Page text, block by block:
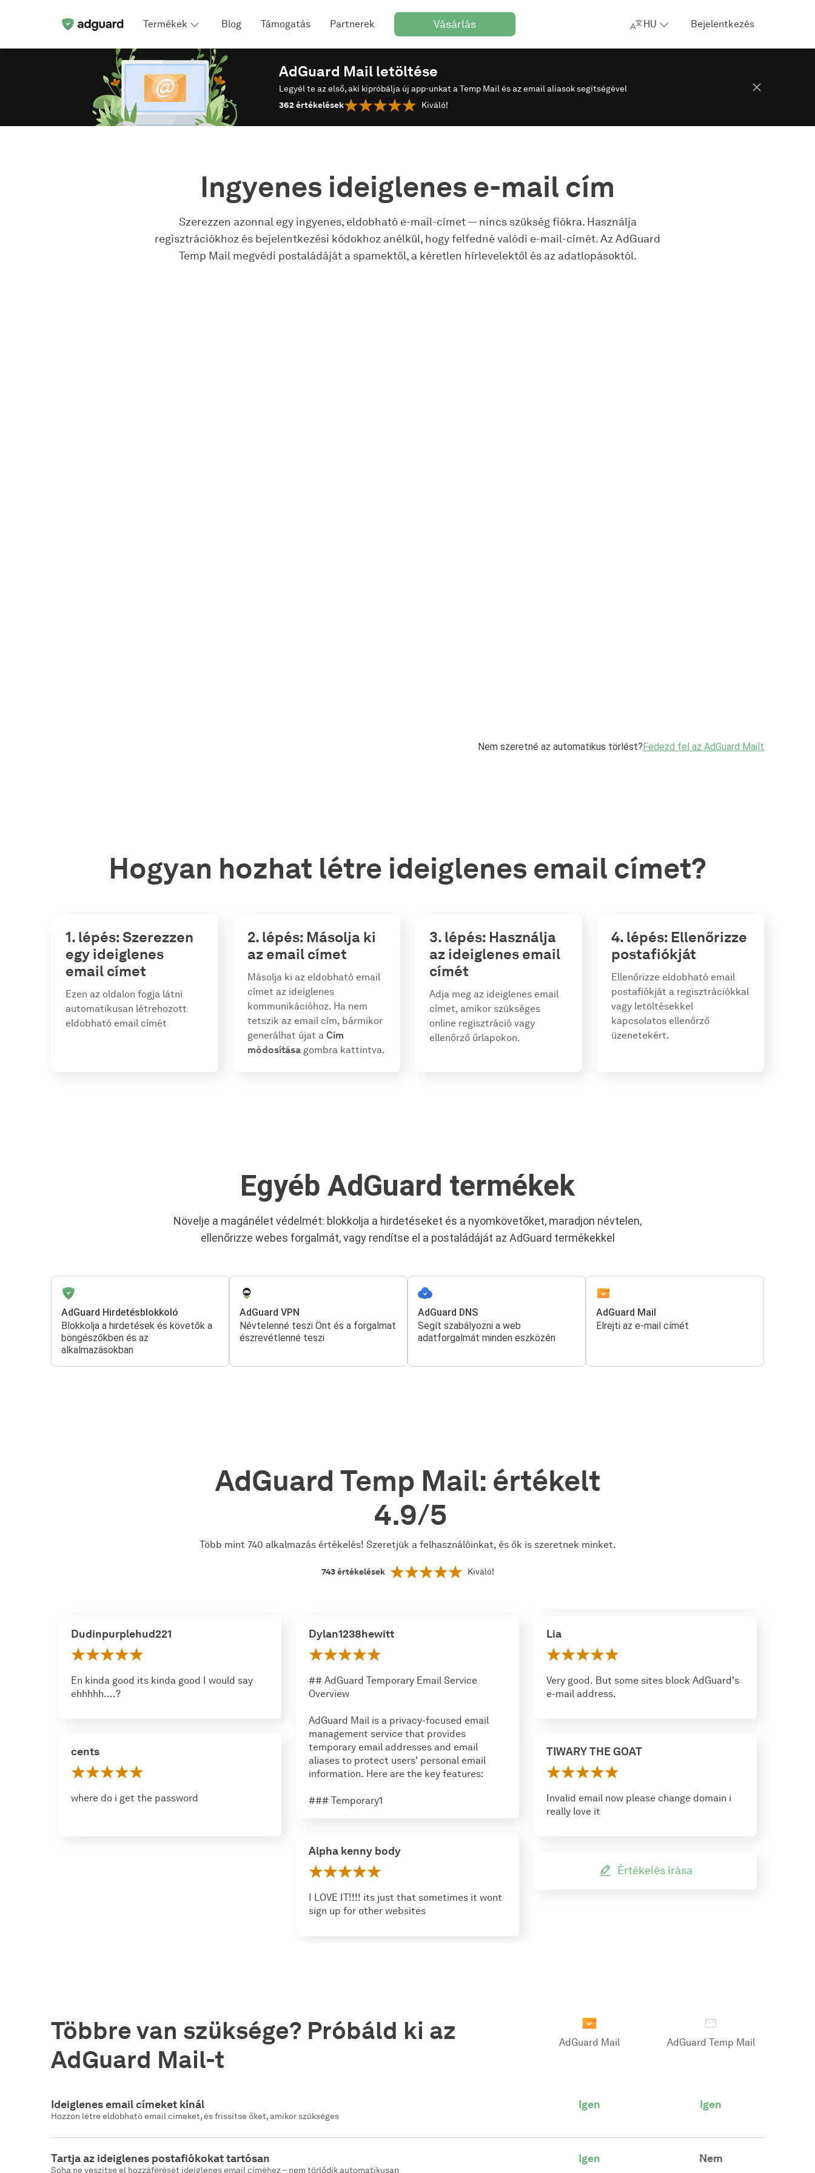
Termékek Blog Támogatás Partnerek Vásárlás HU Bejelentkezés
AdGuard Mail letöltése
Legyél te az első, aki kipróbálja új app-unkat a Temp Mail és az email aliasok segítségével
362értékelések Kiváló!
Ingyenes ideiglenes e-mail cím
Szerezzen azonnal egy ingyenes, eldobható e-mail-címet — nincs szükség fiókra. Használja
regisztrációkhoz és bejelentkezési kódokhoz anélkül, hogy felfedné valódi e-mail-címét. Az AdGuard
Temp Mail megvédi postaládáját a spamektől, a kéretlen hírlevelektől és az adatlopásoktól.
Nem szeretné az automatikus törlést?Fedezd fel az AdGuard Mailt
Hogyan hozhat létre ideiglenes email címet?
1. lépés: Szerezzen
egy ideiglenes
email címet
Ezen az oldalon fogja látni
automatikusan létrehozott
eldobható email címét
2. lépés: Másolja ki
az email címet
Másolja ki az eldobható email
címet az ideiglenes
kommunikációhoz. Ha nem
tetszik az email cím, bármikor
generálhat újat a Cím
módosítása gombra kattintva.
3. lépés: Használja
az ideiglenes email
címét
Adja meg az ideiglenes email
címet, amikor szükséges
online regisztráció vagy
ellenőrző űrlapokon.
4. lépés: Ellenőrizze
postafiókját
Ellenőrizze eldobható email
postafiókját a regisztrációkkal
vagy letöltésekkel
kapcsolatos ellenőrző
üzenetekért.
Egyéb AdGuard termékek
Növelje a magánélet védelmét: blokkolja a hirdetéseket és a nyomkövetőket, maradjon névtelen,
ellenőrizze webes forgalmát, vagy rendítse el a postaládáját az AdGuard termékekkel
AdGuard Hirdetésblokkoló
Blokkolja a hirdetések és követők a
böngészőkben és az
alkalmazásokban
AdGuard VPN
Névtelenné teszi Önt és a forgalmat
észrevétlenné teszi
AdGuard DNS
Segít szabályozni a web
adatforgalmát minden eszközén
AdGuard Mail
Elrejti az e-mail címét
AdGuard Temp Mail: értékelt
4.9/5
Több mint 740 alkalmazás értékelés! Szeretjük a felhasználóinkat, és ők is szeretnek minket.
743értékelések Kiváló!
Dudinpurplehud221
En kinda good its kinda good I would say
ehhhhh….?
cents
where do i get the password
Dylan1238hewitt
## AdGuard Temporary Email Service
Overview
AdGuard Mail is a privacy-focused email
management service that provides
temporary email addresses and email
aliases to protect users' personal email
information. Here are the key features:
### Temporary1
Alpha kenny body
I LOVE IT!!!! its just that sometimes it wont
sign up for other websites
Lia
Very good. But some sites block AdGuard's
e-mail address.
TIWARY THE GOAT
Invalid email now please change domain i
really love it
Értékelés írása
Többre van szüksége? Próbáld ki az
AdGuard Mail-t
AdGuard Mail AdGuard Temp Mail
Ideiglenes email címeket kínál
Hozzon létre eldobható email címeket, és frissítse őket, amikor szükséges
Igen Igen
Tartja az ideiglenes postafiókokat tartósan
Soha ne veszítse el hozzáférését ideiglenes email címéhez – nem törlődik automatikusan
Igen Nem